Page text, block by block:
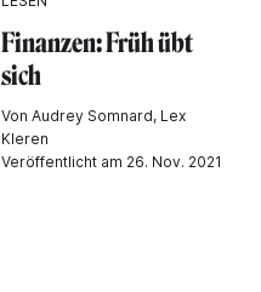
Finanzen: Früh übt
sich
Von Audrey Somnard, Lex
Kleren
Veröffentlicht am 26. Nov. 2021